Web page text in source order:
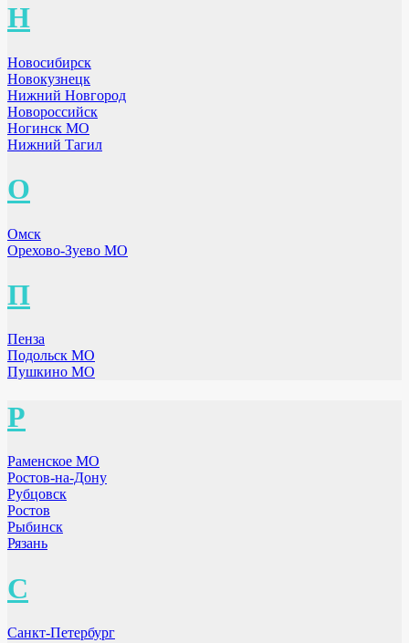
Н
Новосибирск
Новокузнецк
Нижний Новгород
Новороссийск
Ногинск МО
Нижний Тагил
О
Омск
Орехово-Зуево МО
П
Пенза
Подольск МО
Пушкино МО
Р
Раменское МО
Ростов-на-Дону
Рубцовск
Ростов
Рыбинск
Рязань
С
Санкт-Петербург